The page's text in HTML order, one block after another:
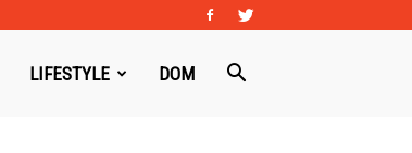
LIFESTYLE DOM